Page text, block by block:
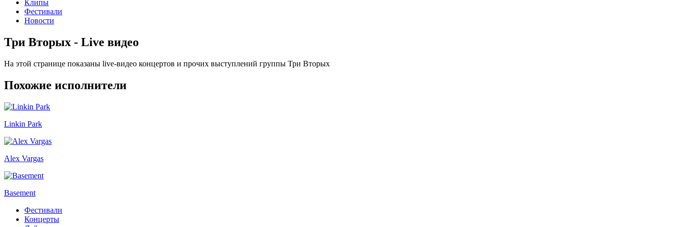
Клипы
Фестивали
Новости
Три Вторых - Live видео
На этой странице показаны live-видео концертов и прочих выступлений группы Три Вторых
Похожие исполнители
Linkin Park
Alex Vargas
Basement
Фестивали
Концерты